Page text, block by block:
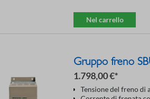
Nel carrello
Gruppo freno
1.798,00 €*
Tensione del freno di